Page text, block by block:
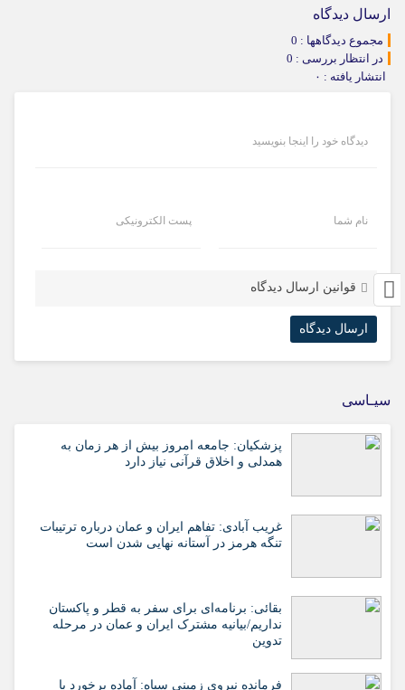
ارسال دیدگاه
مجموع دیدگاهها : 0
در انتظار بررسی : 0
انتشار یافته : ۰
دیدگاه خود را اینجا بنویسید
نام شما پست الکترونیکی
قوانین ارسال دیدگاه
سیـاسی
پزشکیان: جامعه امروز بیش از هر زمان به
همدلی و اخلاق قرآنی نیاز دارد
غریب آبادی: تفاهم ایران و عمان درباره ترتیبات
تنگه هرمز در آستانه نهایی شدن است
بقائی: برنامه‌ای برای سفر به قطر و پاکستان
نداریم/بیانیه مشترک ایران و عمان در مرحله
تدوین
فرمانده نیروی زمینی سپاه: آماده برخورد با